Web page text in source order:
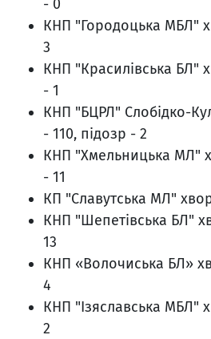
- 0
КНП "Городоцька МБЛ"
3
КНП "Красилівська БЛ"
- 1
КНП "БЦРЛ" Слобідко-
- 110, підозр - 2
КНП "Хмельницька МЛ"
- 11
КП "Славутська МЛ"
КНП "Шепетівська БЛ"
13
КНП «Волочиська БЛ»
4
КНП "Ізяславська МБЛ"
2